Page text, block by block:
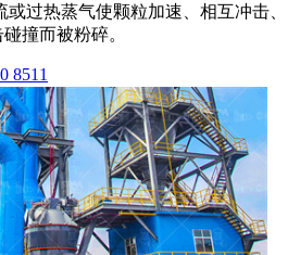
过热蒸气使颗粒加速、相互冲击、
撞而被粉碎。
8511